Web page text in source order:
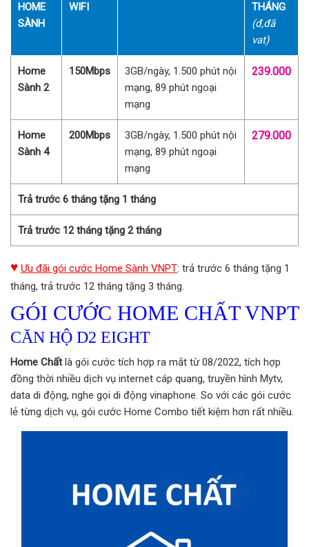
HOME
SÀNH
WIFI
THÁNG
(đ,đã
vat)
Home
Sành 2
150Mbps
3GB/ngày, 1.500 phút nội
mạng, 89 phút ngoại
mạng
239.000
Home
Sành 4
200Mbps
3GB/ngày, 1.500 phút nội
mạng, 89 phút ngoại
mạng
279.000
Trả trước 6 tháng tặng 1 tháng
Trả trước 12 tháng tặng 2 tháng
♥ Ưu đãi gói cước Home Sành VNPT: trả trước 6 tháng tặng 1
tháng, trả trước 12 tháng tặng 3 tháng.
GÓI CƯỚC HOME CHẤT VNPT
CĂN HỘ D2 EIGHT
Home Chấtlà gói cước tích hợp ra mắt từ 08/2022, tích hợp
đồng thời nhiều dịch vụ internet cáp quang, truyền hình Mytv,
data di động, nghe gọi di động vinaphone. So với các gói cước
lẻ từng dịch vụ, gói cước Home Combo tiết kiệm hơn rất nhiều.